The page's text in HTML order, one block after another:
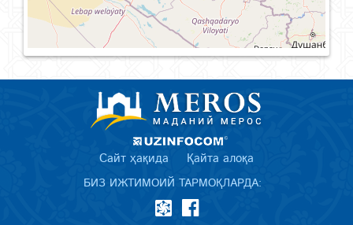
Сайт ҳақида Қайта алоқа
БИЗ ИЖТИМОИЙ ТАРМОҚЛАРДА: